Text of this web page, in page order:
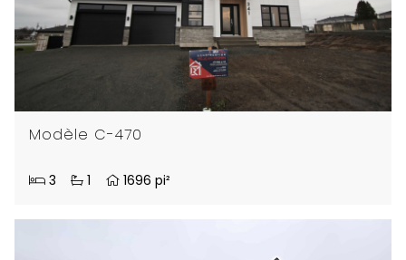
Modèle C-470
3 1 1696 pi²